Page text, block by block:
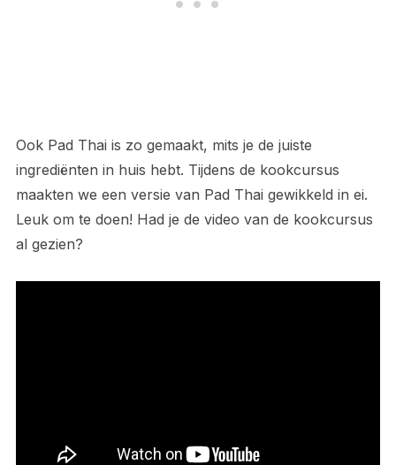
Ook Pad Thai is zo gemaakt, mits je de juiste
ingrediënten in huis hebt. Tijdens de kookcursus
maakten we een versie van Pad Thai gewikkeld in ei.
Leuk om te doen! Had je de video van de kookcursus
al gezien?